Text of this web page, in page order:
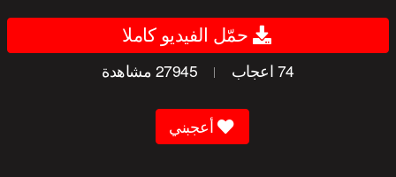
حمّل الفيديو كاملا
27945 مشاهدة | 74 اعجاب
أعجبني